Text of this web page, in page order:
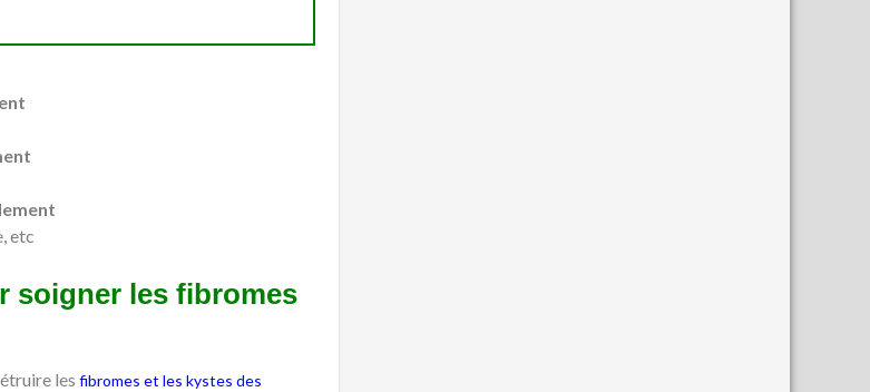
etc
soigner les fibromes
les fibromes et les kystes des